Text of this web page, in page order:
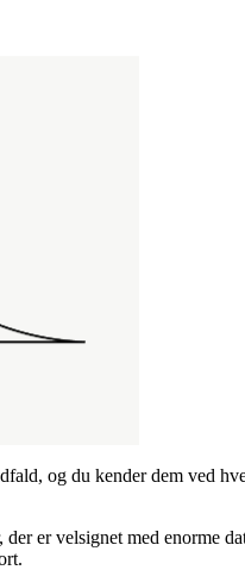
og du kender dem ved
er velsignet med enorme